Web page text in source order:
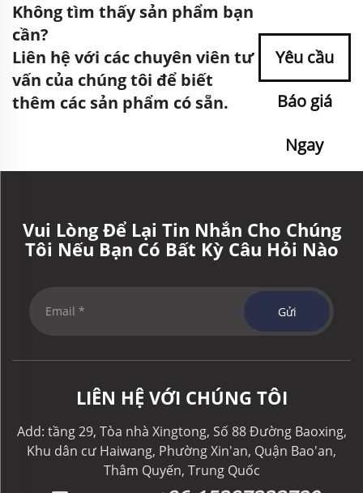
Không tìm thấy sản phẩm bạn
cần?
Liên hệ với các chuyên viên tư
vấn của chúng tôi để biết
thêm các sản phẩm có sẵn.
Yêu cầu
Báo giá
Ngay
Vui Lòng Để Lại Tin Nhắn Cho Chúng
Tôi Nếu Bạn Có Bất Kỳ Câu Hỏi Nào
Gửi
LIÊN HỆ VỚI CHÚNG TÔI
Add: tầng 29, Tòa nhà Xingtong, Số 88 Đường Baoxing,
Khu dân cư Haiwang, Phường Xin'an, Quận Bao'an,
Thâm Quyến, Trung Quốc